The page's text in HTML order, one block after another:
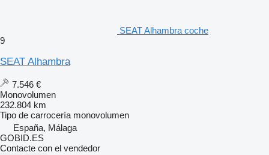
SEAT Alhambra coche
9
SEAT Alhambra
7.546 €
Monovolumen
232.804 km
Tipo de carrocería monovolumen
España, Málaga
GOBID.ES
Contacte con el vendedor